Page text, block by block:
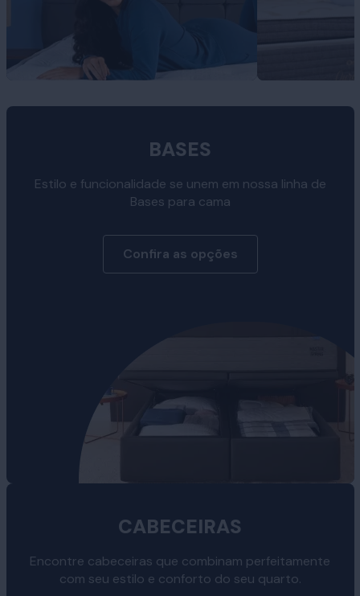
BASES
Estilo e funcionalidade se unem em nossa linha de
Bases para cama
Confira as opções
CABECEIRAS
Encontre cabeceiras que combinam perfeitamente
com seu estilo e conforto do seu quarto.